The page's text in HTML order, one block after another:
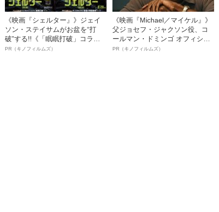
《映画『シェルター』》ジェイ
ソン・ステイサムがお盆を“打
破”する!!《「眠眠打破」コラ
ボ》
PR（キノフィルムズ）
《映画『Michael／マイケル』》
父ジョセフ・ジャクソン役、コ
ールマン・ドミンゴ オフィシャ
ルインタビュー“観客を魅了した
PR（キノフィルムズ）